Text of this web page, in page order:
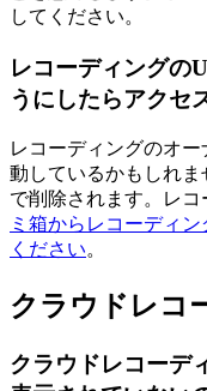
してください。
レコーディングの
うにしたらアクセ
レコーディングのオ
動しているかもしれま
で削除されます。レコ
ミ箱からレコーディ
ください。
クラウドレコ
クラウドレコーデ